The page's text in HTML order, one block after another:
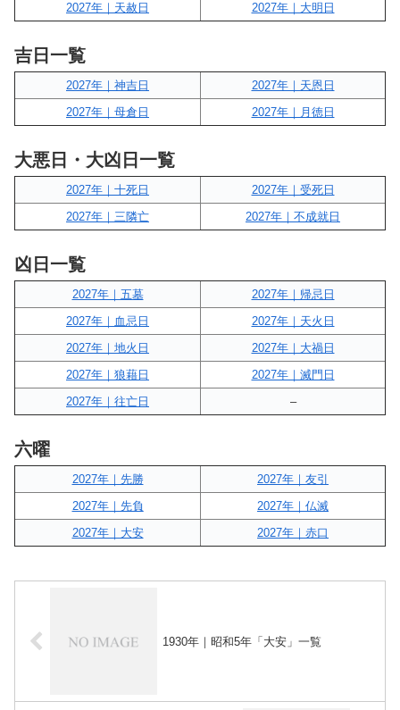
2027年｜天赦日
2027年｜大明日
吉日一覧
2027年｜神吉日
2027年｜天恩日
2027年｜母倉日
2027年｜月徳日
大悪日・大凶日一覧
2027年｜十死日
2027年｜受死日
2027年｜三隣亡
2027年｜不成就日
凶日一覧
2027年｜五墓
2027年｜帰忌日
2027年｜血忌日
2027年｜天火日
2027年｜地火日
2027年｜大禍日
2027年｜狼藉日
2027年｜滅門日
2027年｜往亡日
–
六曜
2027年｜先勝
2027年｜友引
2027年｜先負
2027年｜仏滅
2027年｜大安
2027年｜赤口
1930年｜昭和5年「大安」一覧